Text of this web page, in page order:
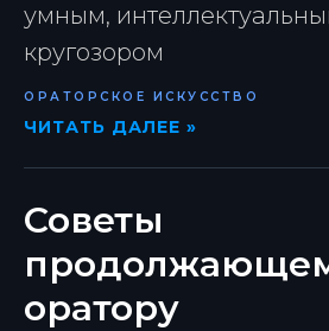
умным,
кругозором
ОРАТОРСКОЕ ИСКУССТВО
ЧИТАТЬ ДАЛЕЕ »
Советы
оратору